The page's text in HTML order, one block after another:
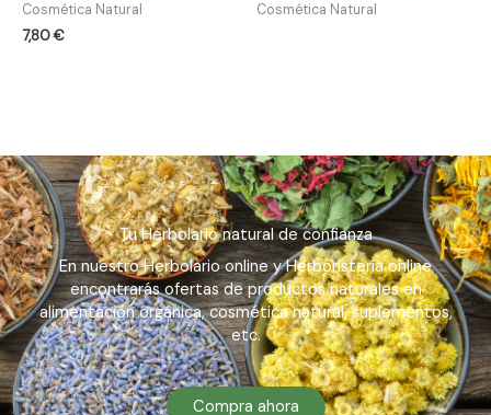
Cosmética Natural
7,80€
Cosmética Natural
Tu Herbolario natural de confianza
En nuestro Herbolario online y Herboristería online
encontrarás ofertas de productos naturales en
alimentación orgánica, cosmética natural, suplementos,
etc.
Compra ahora